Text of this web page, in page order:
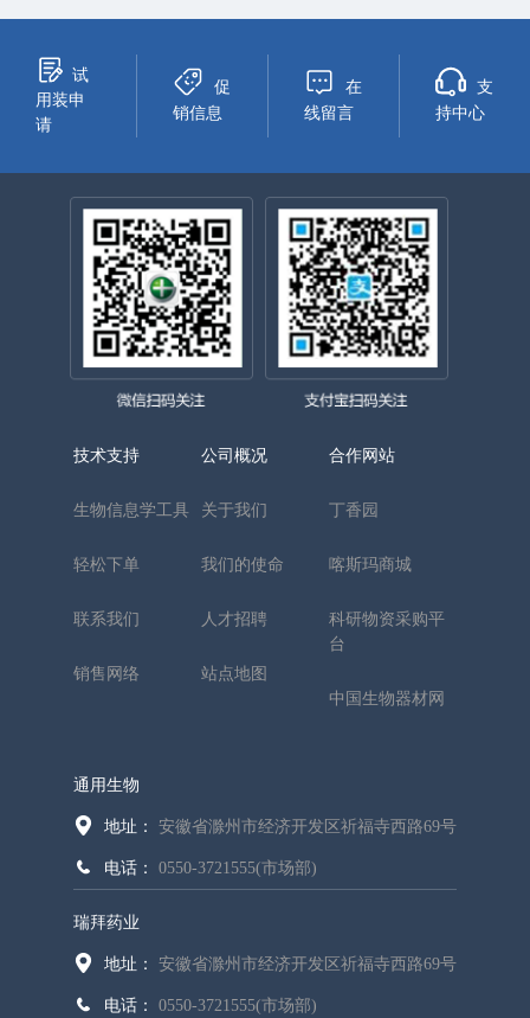
试
用装申
请
促
销信息
在
线留言
支
持中心
技术支持
生物信息学工具
轻松下单
联系我们
销售网络
公司概况
关于我们
我们的使命
人才招聘
站点地图
合作网站
丁香园
喀斯玛商城
科研物资采购平
台
中国生物器材网
通用生物
地址： 安徽省滁州市经济开发区祈福寺西路69号
电话： 0550-3721555(市场部)
瑞拜药业
地址： 安徽省滁州市经济开发区祈福寺西路69号
电话： 0550-3721555(市场部)